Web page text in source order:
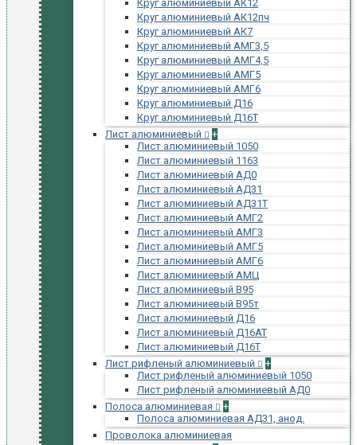
Круг алюминиевый АК12
Круг алюминиевый АК12пч
Круг алюминиевый АК7
Круг алюминиевый АМГ3,5
Круг алюминиевый АМГ4,5
Круг алюминиевый АМГ5
Круг алюминиевый АМГ6
Круг алюминиевый Д16
Круг алюминиевый Д16Т
Лист алюминиевый
+
Лист алюминиевый 1050
Лист алюминиевый 1163
Лист алюминиевый АД0
Лист алюминиевый АД31
Лист алюминиевый АД31Т
Лист алюминиевый АМГ2
Лист алюминиевый АМГ3
Лист алюминиевый АМГ5
Лист алюминиевый АМГ6
Лист алюминиевый АМЦ
Лист алюминиевый В95
Лист алюминиевый В95т
Лист алюминиевый Д16
Лист алюминиевый Д16АТ
Лист алюминиевый Д16Т
Лист рифленый алюминиевый
+
Лист рифленый алюминиевый 1050
Лист рифленый алюминиевый АД0
Полоса алюминиевая
+
Полоса алюминиевая АД31, анод.
Проволока алюминиевая